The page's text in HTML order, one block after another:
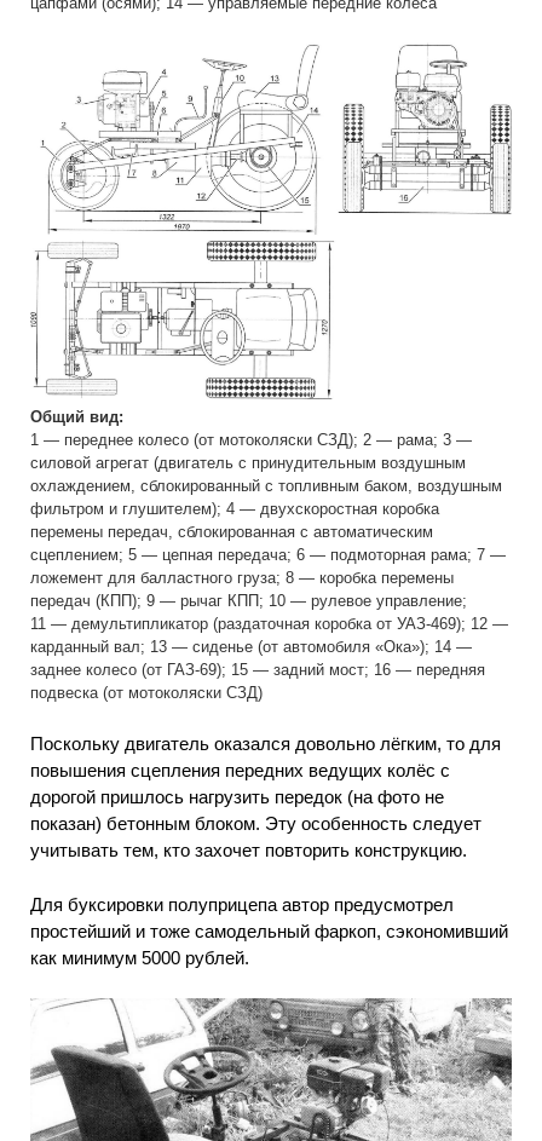
Общий вид:
1 — переднее колесо (от мотоколяски СЗД); 2 — рама; 3 —
силовой агрегат (двигатель с принудительным воздушным
охлаждением, сблокированный с топливным баком, воздушным
фильтром и глушителем); 4 — двухскоростная коробка
перемены передач, сблокированная с автоматическим
сцеплением; 5 — цепная передача; 6 — подмоторная рама; 7 —
ложемент для балластного груза; 8 — коробка перемены
передач (КПП); 9 — рычаг КПП; 10 — рулевое управление;
11 — демультипликатор (раздаточная коробка от УАЗ-469); 12 —
карданный вал; 13 — сиденье (от автомобиля «Ока»); 14 —
заднее колесо (от ГАЗ-69); 15 — задний мост; 16 — передняя
подвеска (от мотоколяски СЗД)
Поскольку двигатель оказался довольно лёгким, то для
повышения сцепления передних ведущих колёс с
дорогой пришлось нагрузить передок (на фото не
показан) бетонным блоком. Эту особенность следует
учитывать тем, кто захочет повторить конструкцию.
Для буксировки полуприцепа автор предусмотрел
простейший и тоже самодельный фаркоп, сэкономивший
как минимум 5000 рублей.